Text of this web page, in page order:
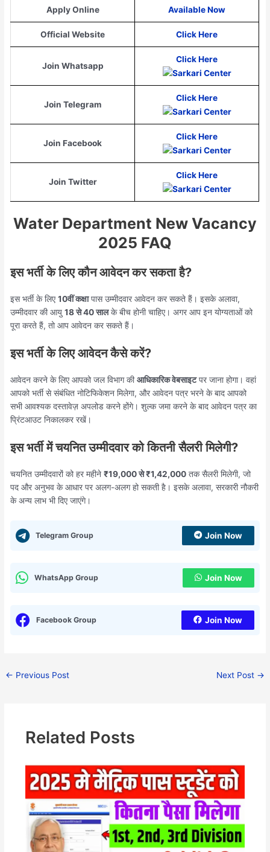
Apply Online Available Now
Official Website Click Here
Join Whatsapp
Click Here
Join Telegram
Click Here
Join Facebook
Click Here
Join Twitter
Click Here
Water Department New Vacancy
2025 FAQ
इस भर्ती के लिए कौन आवेदन कर सकता है?
इस भर्ती के लिए10वीं कक्षापास उम्मीदवार आवेदन कर सकते हैं। इसके अलावा,
उम्मीदवार की आयु18 से 40 सालके बीच होनी चाहिए। अगर आप इन योग्यताओं को
पूरा करते हैं, तो आप आवेदन कर सकते हैं।
इस भर्ती के लिए आवेदन कैसे करें?
आवेदन करने के लिए आपको जल विभाग कीआधिकारिक वेबसाइटपर जाना होगा। वहां
आपको भर्ती से संबंधित नोटिफिकेशन मिलेगा, और आवेदन पत्र भरने के बाद आपको
सभी आवश्यक दस्तावेज़ अपलोड करने होंगे। शुल्क जमा करने के बाद आवेदन पत्र का
प्रिंटआउट निकालकर रखें।
इस भर्ती में चयनित उम्मीदवार को कितनी सैलरी मिलेगी?
चयनित उम्मीदवारों को हर महीने₹19,000 से ₹1,42,000 तक सैलरी मिलेगी, जो
पद और अनुभव के आधार पर अलग-अलग हो सकती है। इसके अलावा, सरकारी नौकरी
के अन्य लाभ भी दिए जाएंगे।
Telegram Group Join Now
WhatsApp Group Join Now
Facebook Group Join Now
← Previous Post Next Post →
Related Posts